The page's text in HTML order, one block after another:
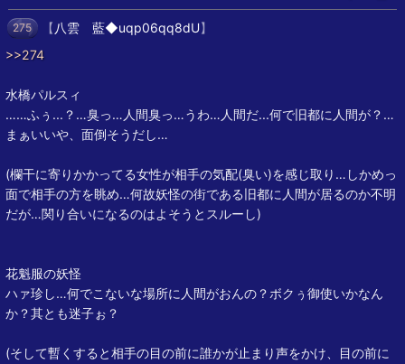
275 【 八雲 藍◆uqp06qq8dU】
>>274
水橋パルスィ
……ふぅ...？…臭っ…人間臭っ…うわ…人間だ...何で旧都に人間が？…
まぁいいや、面倒そうだし…
(欄干に寄りかかってる女性が相手の気配(臭い)を感じ取り…しかめっ
面で相手の方を眺め…何故妖怪の街である旧都に人間が居るのか不明
だが…関り合いになるのはよそうとスルーし)
花魁服の妖怪
ハァ珍し…何でこないな場所に人間がおんの？ボクぅ御使いかなん
か？其とも迷子ぉ？
(そして暫くすると相手の目の前に誰かが止まり声をかけ、目の前に